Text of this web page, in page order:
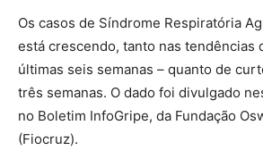
Os casos de Síndrome Respiratória
está crescendo, tanto nas tendências
últimas seis semanas – quanto de
três semanas. O dado foi divulgado
no Boletim InfoGripe, da Fundação
(Fiocruz).